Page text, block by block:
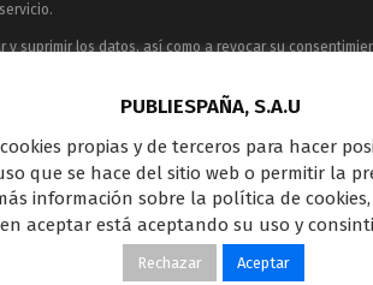
y suprimir los datos, así como a revocar su
del espacio publicitario de sus siete canales en
el panorama de medios y con una gran experiencia
Outdoor Digital.
PUBLIESPAÑA, S.A.U
propias y de terceros para hacer
que se hace del sitio web o permitir la
información sobre la política de
en aceptar está aceptando su uso y
Rechazar Aceptar